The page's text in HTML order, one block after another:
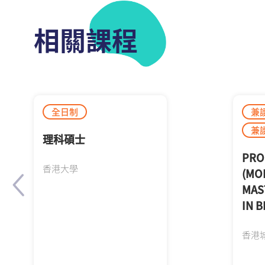
相關課程
全日制
理科碩士
香港大學
兼
兼
IN
香港